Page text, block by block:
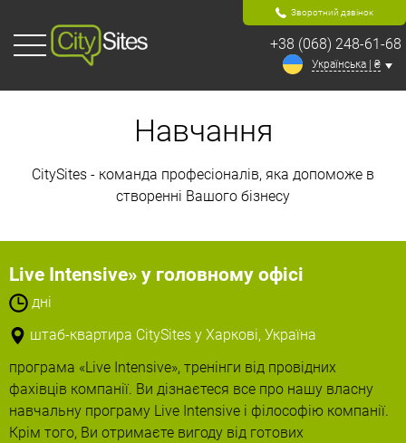
Зворотний дзвінок
+38 (068) 248-61-68
Українська | ₴
Навчання
CitySites - команда професіоналів, яка допоможе в
створенні Вашого бізнесу
Live Intensive» у головному офісі
дні
штаб-квартира CitySites у Харкові, Україна
програма «Live Intensive», тренінги від провідних
фахівців компанії. Ви дізнаєтеся все про нашу власну
навчальну програму Live Intensive і філософію компанії.
Крім того, Ви отримаєте вигоду від готових